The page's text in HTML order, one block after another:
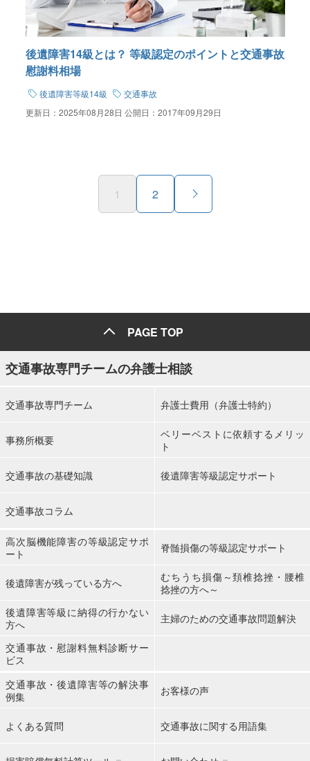
後遺障害14級とは？ 等級認定のポイントと交通事故
慰謝料相場
後遺障害等級14級
交通事故
更新日： 2025年08月28日 公開日： 2017年09月29日
1 2
PAGE TOP
交通事故専門チームの弁護士相談
交通事故専門チーム 弁護士費用（弁護士特約）
事務所概要
ベリーベストに依頼するメリッ
ト
交通事故の基礎知識 後遺障害等級認定サポート
交通事故コラム
高次脳機能障害の等級認定サポ
ート
脊髄損傷の等級認定サポート
後遺障害が残っている方へ
むちうち損傷～頚椎捻挫・腰椎
捻挫の方へ～
後遺障害等級に納得の行かない
方へ
主婦のための交通事故問題解決
交通事故・慰謝料無料診断サー
ビス
交通事故・後遺障害等の解決事
例集
お客様の声
よくある質問 交通事故に関する用語集